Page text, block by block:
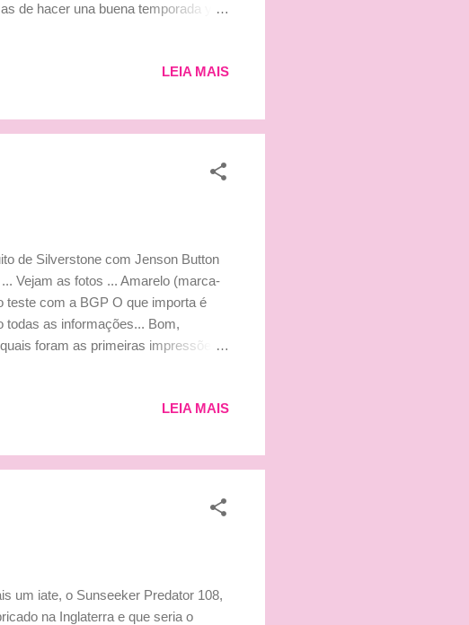
de hacer una buena temporada y
aún es pronto y no sabremos
definitivos" Semana em Jerez: "Ha
LEIA MAIS
de Silverstone com Jenson Button
Vejam as fotos ... Amarelo (marca-
teste com a BGP O que importa é
todas as informações... Bom,
foram as primeiras impressões
por alguns problemas de
do desenho do nosso
ma...
LEIA MAIS
um iate, o Sunseeker Predator 108,
na Inglaterra e que seria o